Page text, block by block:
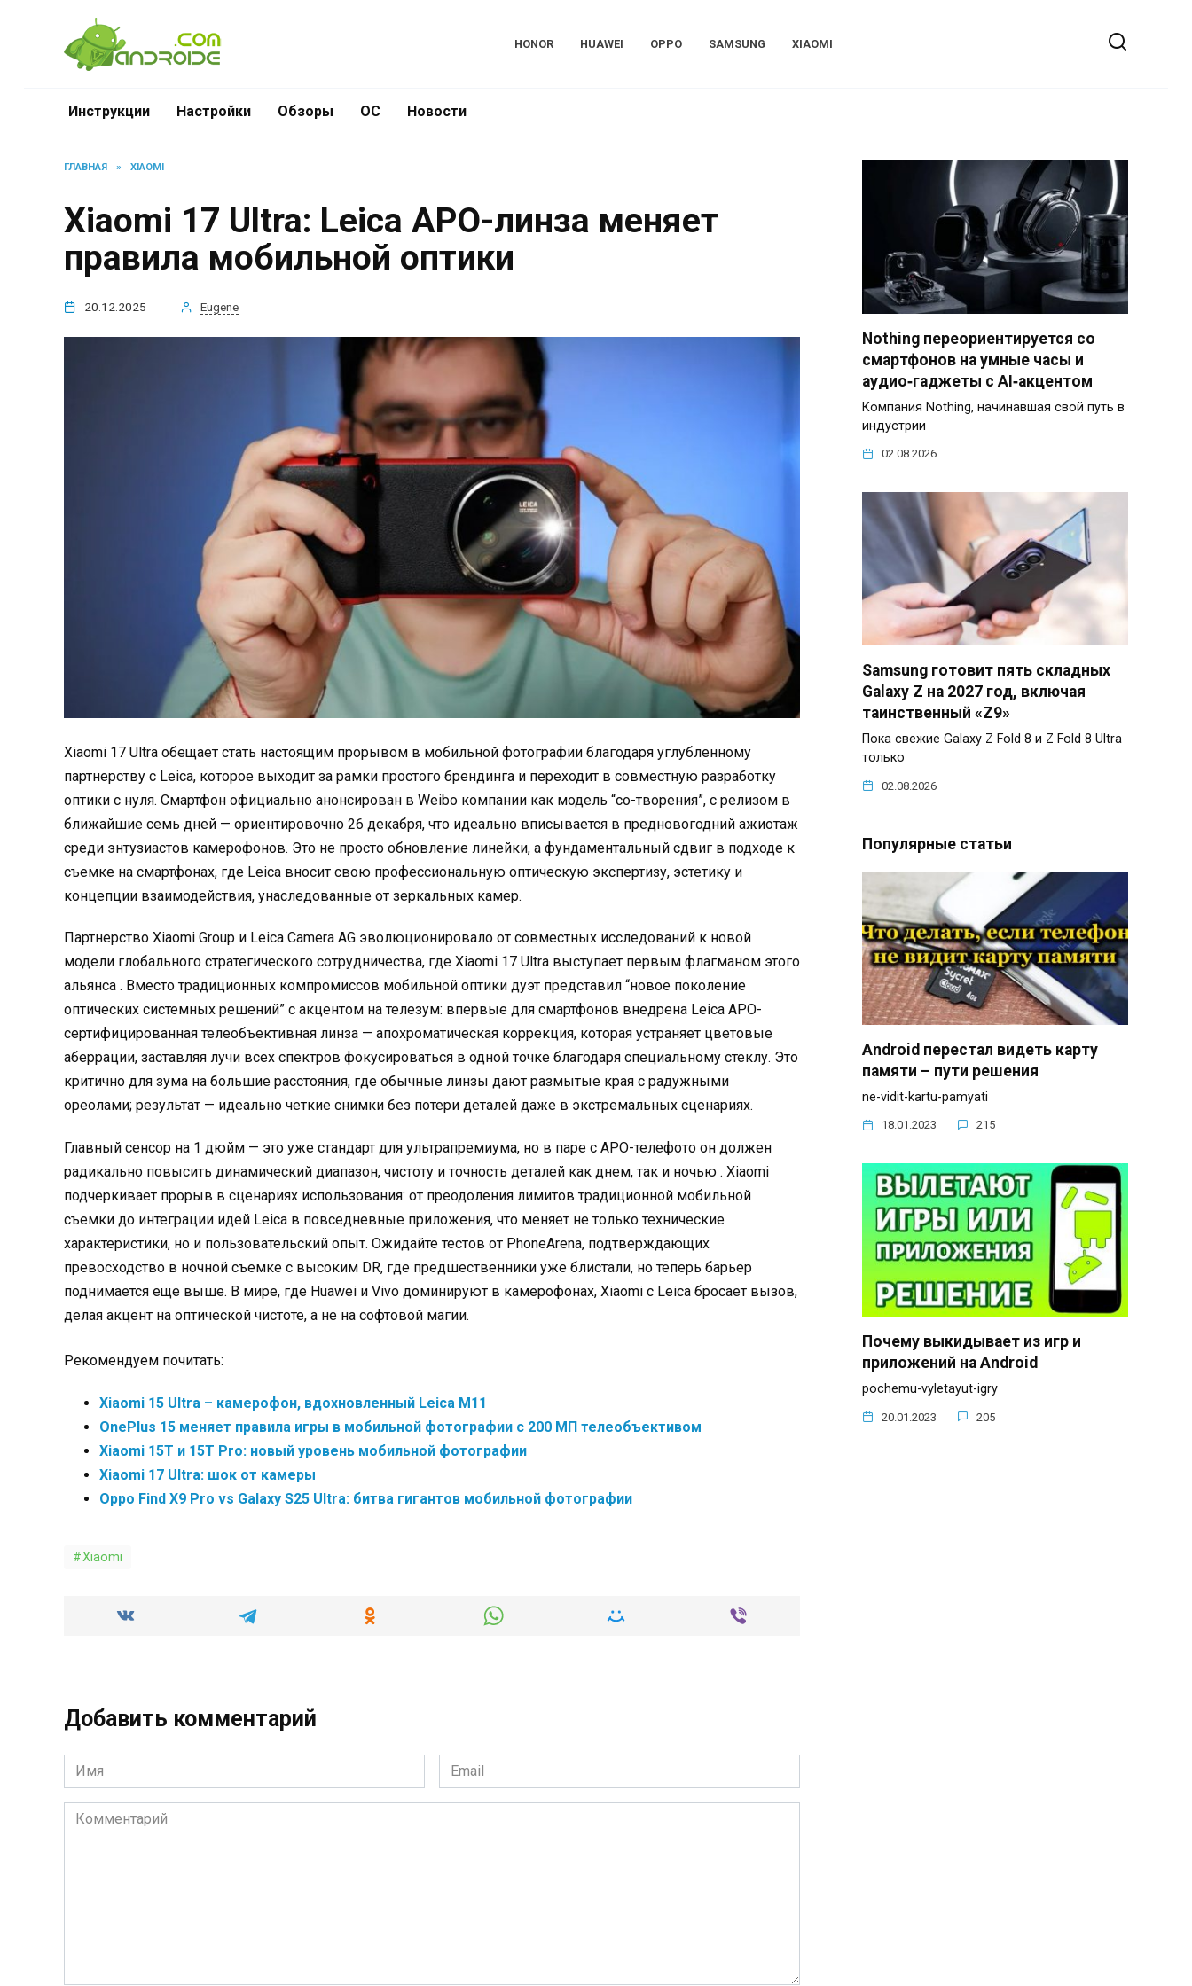
содержанию
HONOR HUAWEI OPPO SAMSUNG XIAOMI
Инструкции Настройки Обзоры ОС Новости
ГЛАВНАЯ » XIAOMI
Xiaomi 17 Ultra: Leica APO-линза меняет
правила мобильной оптики
20.12.2025 Eugene
Xiaomi 17 Ultra обещает стать настоящим прорывом в мобильной фотографии благодаря углубленному
партнерству с Leica, которое выходит за рамки простого брендинга и переходит в совместную разработку
оптики с нуля. Смартфон официально анонсирован в Weibo компании как модель “со-творения”, с релизом в
ближайшие семь дней — ориентировочно 26 декабря, что идеально вписывается в предновогодний ажиотаж
среди энтузиастов камерофонов. Это не просто обновление линейки, а фундаментальный сдвиг в подходе к
съемке на смартфонах, где Leica вносит свою профессиональную оптическую экспертизу, эстетику и
концепции взаимодействия, унаследованные от зеркальных камер.
Партнерство Xiaomi Group и Leica Camera AG эволюционировало от совместных исследований к новой
модели глобального стратегического сотрудничества, где Xiaomi 17 Ultra выступает первым флагманом этого
альянса . Вместо традиционных компромиссов мобильной оптики дуэт представил “новое поколение
оптических системных решений” с акцентом на телезум: впервые для смартфонов внедрена Leica APO-
сертифицированная телеобъективная линза — апохроматическая коррекция, которая устраняет цветовые
аберрации, заставляя лучи всех спектров фокусироваться в одной точке благодаря специальному стеклу. Это
критично для зума на большие расстояния, где обычные линзы дают размытые края с радужными
ореолами; результат — идеально четкие снимки без потери деталей даже в экстремальных сценариях.
Главный сенсор на 1 дюйм — это уже стандарт для ультрапремиума, но в паре с APO-телефото он должен
радикально повысить динамический диапазон, чистоту и точность деталей как днем, так и ночью . Xiaomi
подчеркивает прорыв в сценариях использования: от преодоления лимитов традиционной мобильной
съемки до интеграции идей Leica в повседневные приложения, что меняет не только технические
характеристики, но и пользовательский опыт. Ожидайте тестов от PhoneArena, подтверждающих
превосходство в ночной съемке с высоким DR, где предшественники уже блистали, но теперь барьер
поднимается еще выше. В мире, где Huawei и Vivo доминируют в камерофонах, Xiaomi с Leica бросает вызов,
делая акцент на оптической чистоте, а не на софтовой магии.
Рекомендуем почитать:
Xiaomi 15 Ultra – камерофон, вдохновленный Leica M11
OnePlus 15 меняет правила игры в мобильной фотографии с 200 МП телеобъективом
Xiaomi 15T и 15T Pro: новый уровень мобильной фотографии
Xiaomi 17 Ultra: шок от камеры
Oppo Find X9 Pro vs Galaxy S25 Ultra: битва гигантов мобильной фотографии
Xiaomi
Добавить комментарий
Имя
*
Email
*
Комментарий
Nothing переориентируется со
смартфонов на умные часы и
аудио‑гаджеты с AI‑акцентом
Компания Nothing, начинавшая свой путь в
индустрии
02.08.2026
Samsung готовит пять складных
Galaxy Z на 2027 год, включая
таинственный «Z9»
Пока свежие Galaxy Z Fold 8 и Z Fold 8 Ultra
только
02.08.2026
Популярные статьи
Android перестал видеть карту
памяти – пути решения
ne-vidit-kartu-pamyati
18.01.2023 215
Почему выкидывает из игр и
приложений на Android
pochemu-vyletayut-igry
20.01.2023 205